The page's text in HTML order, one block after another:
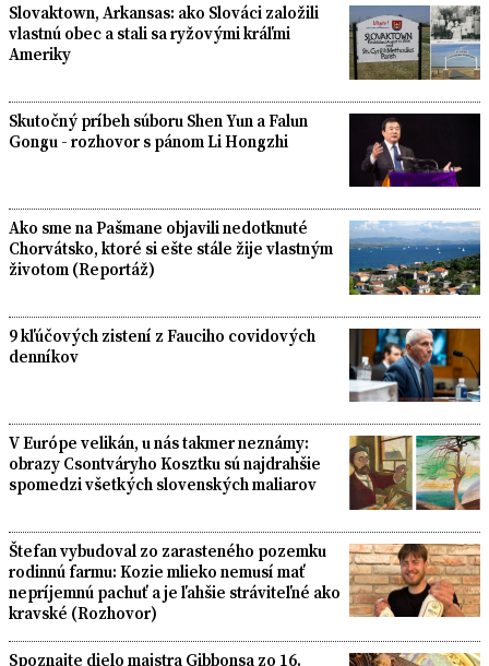
Slovaktown, Arkansas: ako Slováci založili
vlastnú obec a stali sa ryžovými kráľmi
Ameriky
Skutočný príbeh súboru Shen Yun a Falun
Gongu - rozhovor s pánom Li Hongzhi
Ako sme na Pašmane objavili nedotknuté
Chorvátsko, ktoré si ešte stále žije vlastným
životom (Reportáž)
9 kľúčových zistení z Fauciho covidových
denníkov
V Európe velikán, u nás takmer neznámy:
obrazy Csontváryho Kosztku sú najdrahšie
spomedzi všetkých slovenských maliarov
Štefan vybudoval zo zarasteného pozemku
rodinnú farmu: Kozie mlieko nemusí mať
nepríjemnú pachuť a je ľahšie stráviteľné ako
kravské (Rozhovor)
Spoznajte dielo majstra Gibbonsa zo 16.